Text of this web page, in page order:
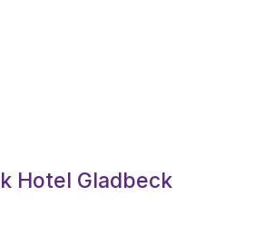
Hotel Gladbeck